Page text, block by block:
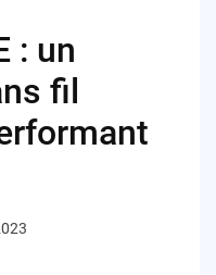
: un
fil